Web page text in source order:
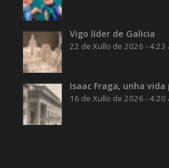
Vigo líder de Galicia
22 de Xullo de 2026 - 4:23
Isaac Fraga, unha vida
16 de Xullo de 2026 - 4:20